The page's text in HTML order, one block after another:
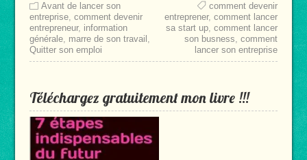
Avant de lancer son
entreprise, comment devenir
entrepreneur, information
générale, marre de son travail ,
Quitter son emploi
comment devenir
entreprener,comment lancer
sa start up,comment lancer
son busness,comment
lancer son entreprise
Téléchargez gratuitement mon livre !!!